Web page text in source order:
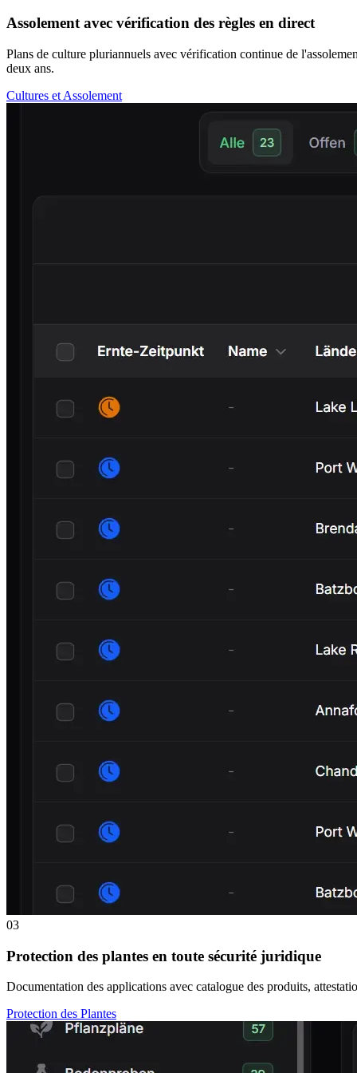
Assolement avec vérification des règles en direct
Plans de culture pluriannuels avec vérification continue de
deux ans.
Cultures et Assolement
03
Protection des plantes en toute sécurité juridique
Documentation des applications avec catalogue des produits,
Protection des Plantes